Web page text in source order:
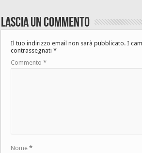
Lascia un commento
Il tuo indirizzo email non sarà pubblicato. I
contrassegnati*
Commento*
Nome*